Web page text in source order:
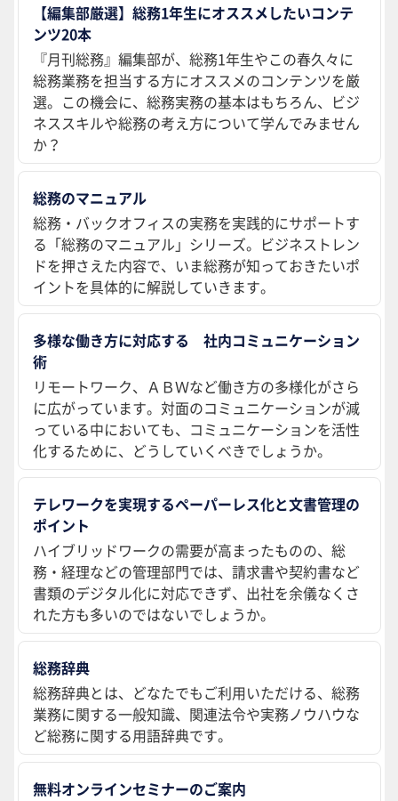
【編集部厳選】総務1年生にオススメしたいコンテ
ンツ20本
『月刊総務』編集部が、総務1年生やこの春久々に
総務業務を担当する方にオススメのコンテンツを厳
選。この機会に、総務実務の基本はもちろん、ビジ
ネススキルや総務の考え方について学んでみません
か？
総務のマニュアル
総務・バックオフィスの実務を実践的にサポートす
る「総務のマニュアル」シリーズ。ビジネストレン
ドを押さえた内容で、いま総務が知っておきたいポ
イントを具体的に解説していきます。
多様な働き方に対応する 社内コミュニケーション
術
リモートワーク、ＡＢＷなど働き方の多様化がさら
に広がっています。対面のコミュニケーションが減
っている中においても、コミュニケーションを活性
化するために、どうしていくべきでしょうか。
テレワークを実現するペーパーレス化と文書管理の
ポイント
ハイブリッドワークの需要が高まったものの、総
務・経理などの管理部門では、請求書や契約書など
書類のデジタル化に対応できず、出社を余儀なくさ
れた方も多いのではないでしょうか。
総務辞典
総務辞典とは、どなたでもご利用いただける、総務
業務に関する一般知識、関連法令や実務ノウハウな
ど総務に関する用語辞典です。
無料オンラインセミナーのご案内